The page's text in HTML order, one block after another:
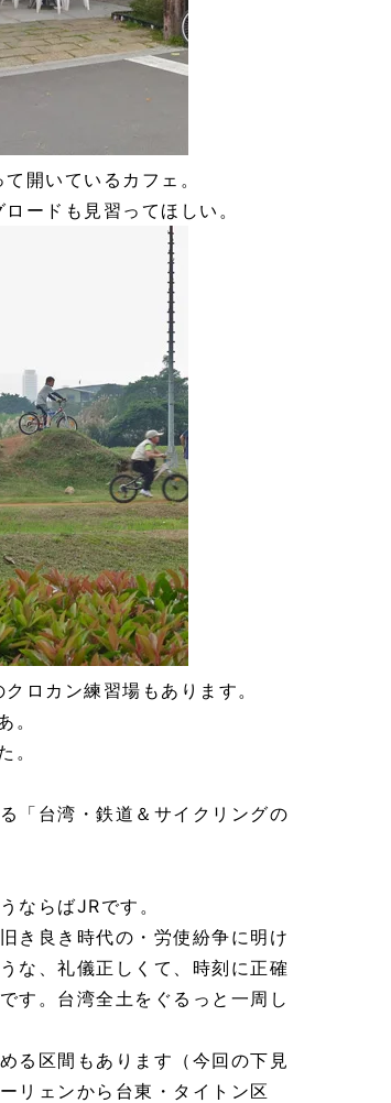
開いているカフェ。
ードも見習ってほしい。
ロカン練習場もあります。
。
。
「台湾・鉄道＆サイクリングの
ならばJRです。
き良き時代の・労使紛争に明け
な、礼儀正しくて、時刻に正確
す。台湾全土をぐるっと一周し
る区間もあります（今回の下見
リェンから台東・タイトン区